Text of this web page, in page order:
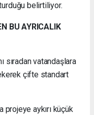
belirtiliyor.
BU AYRICALIK
sıradan vatandaşlara
çifte standart
projeye aykırı küçük